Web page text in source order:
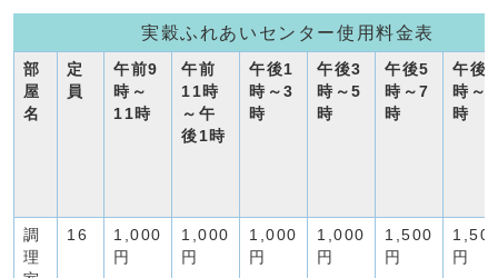
実穀ふれあいセンター使用料金表
部
屋
名
定
員
午前9
時～
11時
午前
11時
～午
後1時
午後1
時～3
時
午後3
時～5
時
午後5
時～7
時
午後7
時～9
時
調
理
16
1,000
円
1,000
円
1,000
円
1,000
円
1,500
円
円